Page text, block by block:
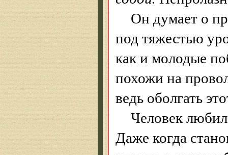
Он думает о
под тяжестью
как и молодые
похожи на
ведь оболгать
Человек
Даже когда